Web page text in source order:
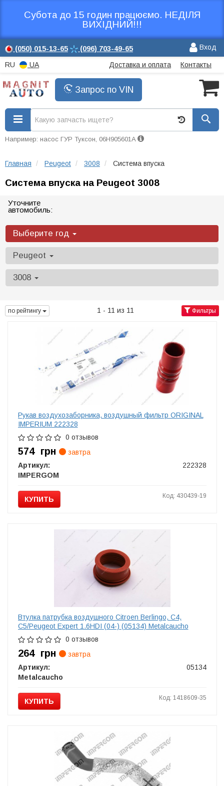
Субота до 15 годин працюємо. НЕДІЛЯ
ВИХІДНИЙ!!!
(050) 015-13-65 (096) 703-49-65 Вход
RU UA Доставка и оплата Контакты
Запрос по VIN
Например: насос ГУР Туксон, 06H905601A
Главная Peugeot 3008 Система впуска
Система впуска на Peugeot 3008
Уточните
автомобиль:
Выберите год
Peugeot
3008
по рейтингу 1 - 11 из 11 Фильтры
Рукав воздухозаборника, воздушный фильтр ORIGINAL
IMPERIUM 222328
0 отзывов
574 грн
завтра
Артикул:
222328
IMPERGOM
КУПИТЬ Код: 430439-19
Втулка патрубка воздушного Citroen Berlingo, C4,
C5/Peugeot Expert 1.6HDI (04-) (05134) Metalcaucho
0 отзывов
264 грн
завтра
Артикул:
05134
Metalcaucho
КУПИТЬ Код: 1418609-35